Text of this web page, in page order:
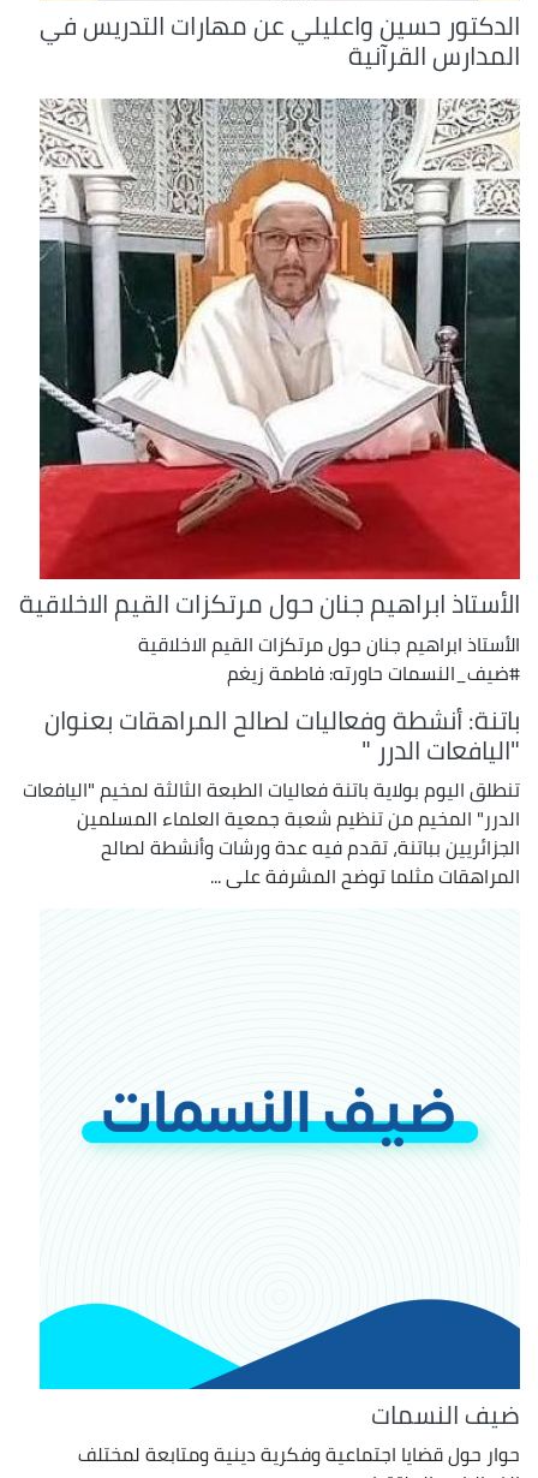
الدكتور حسين واعليلي عن مهارات التدريس في
المدارس القرآنية
الأستاذ ابراهيم جنان حول مرتكزات القيم الاخلاقية
الأستاذ ابراهيم جنان حول مرتكزات القيم الاخلاقية
#ضيف_النسمات حاورته: فاطمة زيغم
باتنة: أنشطة وفعاليات لصالح المراهقات بعنوان
"اليافعات الدرر "
تنطلق اليوم بولاية باتنة فعاليات الطبعة الثالثة لمخيم "اليافعات
الدرر" المخيم من تنظيم شعبة جمعية العلماء المسلمين
الجزائريين بباتنة، تقدم فيه عدة ورشات وأنشطة لصالح
المراهقات مثلما توضح المشرفة على ...
ضيف النسمات
حوار حول قضايا اجتماعية وفكرية دينية ومتابعة لمختلف